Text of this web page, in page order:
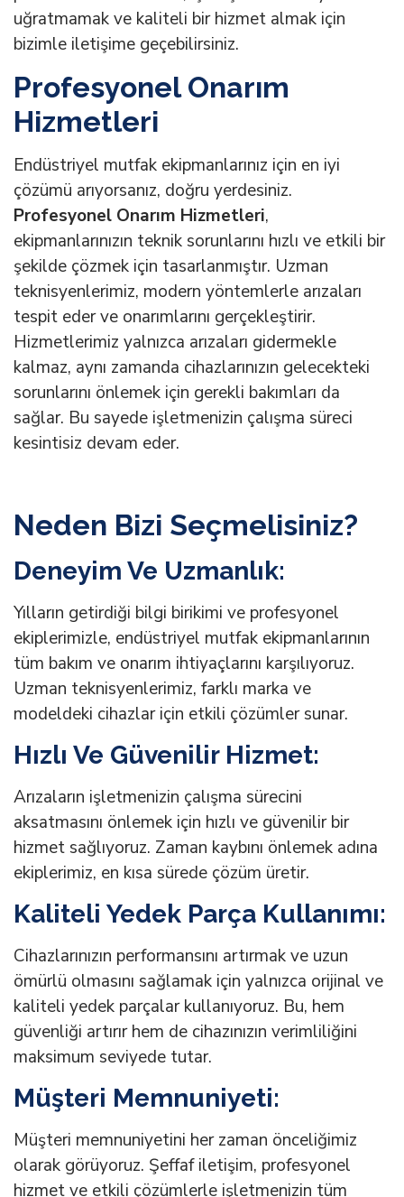
uğratmamak ve kaliteli bir hizmet almak için
bizimle iletişime geçebilirsiniz.
Profesyonel Onarım
Hizmetleri
Endüstriyel mutfak ekipmanlarınız için en iyi
çözümü arıyorsanız, doğru yerdesiniz.
Profesyonel Onarım Hizmetleri,
ekipmanlarınızın teknik sorunlarını hızlı ve etkili bir
şekilde çözmek için tasarlanmıştır. Uzman
teknisyenlerimiz, modern yöntemlerle arızaları
tespit eder ve onarımlarını gerçekleştirir.
Hizmetlerimiz yalnızca arızaları gidermekle
kalmaz, aynı zamanda cihazlarınızın gelecekteki
sorunlarını önlemek için gerekli bakımları da
sağlar. Bu sayede işletmenizin çalışma süreci
kesintisiz devam eder.
Neden Bizi Seçmelisiniz?
Deneyim Ve Uzmanlık:
Yılların getirdiği bilgi birikimi ve profesyonel
ekiplerimizle, endüstriyel mutfak ekipmanlarının
tüm bakım ve onarım ihtiyaçlarını karşılıyoruz.
Uzman teknisyenlerimiz, farklı marka ve
modeldeki cihazlar için etkili çözümler sunar.
Hızlı Ve Güvenilir Hizmet:
Arızaların işletmenizin çalışma sürecini
aksatmasını önlemek için hızlı ve güvenilir bir
hizmet sağlıyoruz. Zaman kaybını önlemek adına
ekiplerimiz, en kısa sürede çözüm üretir.
Kaliteli Yedek Parça Kullanımı:
Cihazlarınızın performansını artırmak ve uzun
ömürlü olmasını sağlamak için yalnızca orijinal ve
kaliteli yedek parçalar kullanıyoruz. Bu, hem
güvenliği artırır hem de cihazınızın verimliliğini
maksimum seviyede tutar.
Müşteri Memnuniyeti:
Müşteri memnuniyetini her zaman önceliğimiz
olarak görüyoruz. Şeffaf iletişim, profesyonel
hizmet ve etkili çözümlerle işletmenizin tüm